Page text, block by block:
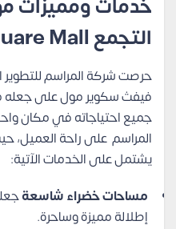
خدمات ومميزات
التجمع Fifth Square Mall
حرصت شركة المراسم للتطوير
فيفث سكوير مول على جعله
جميع احتياجاته في مكان
المراسم على راحة
يشتمل على الخدمات الآتية:
مساحات خضراء شاسعة
إطلالة مميزة وساحرة.